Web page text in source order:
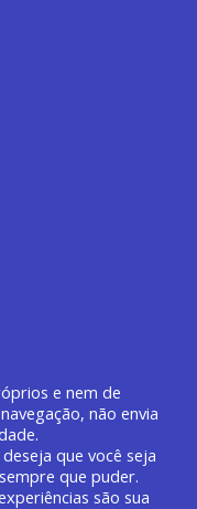
e nem de
não envia
que você seja
que puder.
são sua